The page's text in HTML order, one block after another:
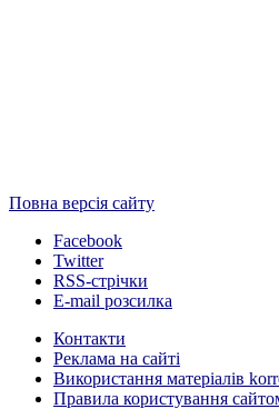
Повна версія сайту
Facebook
Twitter
RSS-стрічки
E-mail розсилка
Контакти
Реклама на сайті
Використання матеріалів
Правила користування